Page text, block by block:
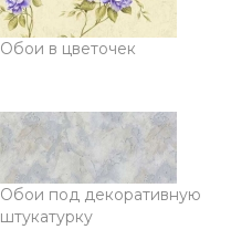
Обои в цветочек
Обои под декоративную
штукатурку